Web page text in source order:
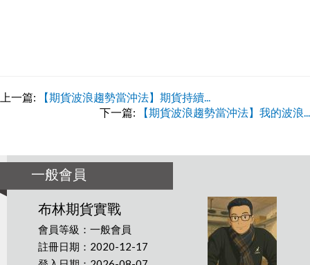
上一篇:
【期貨波浪趨勢當沖法】期貨持續...
下一篇:
【期貨波浪趨勢當沖法】我的波浪...
一般會員
布林期貨實戰
會員等級：一般會員
註冊日期：2020-12-17